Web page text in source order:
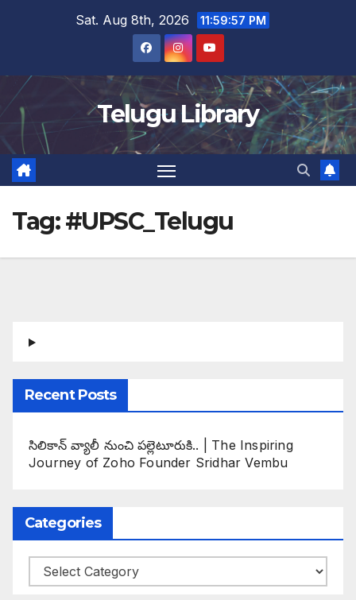
Sat. Aug 8th, 2026 11:59:57 PM
Telugu Library
Tag:#UPSC_Telugu
Recent Posts
సిలికాన్ వ్యాలీ నుంచి పల్లెటూరుకి.. | The Inspiring
Journey of Zoho Founder Sridhar Vembu
Categories
Categories